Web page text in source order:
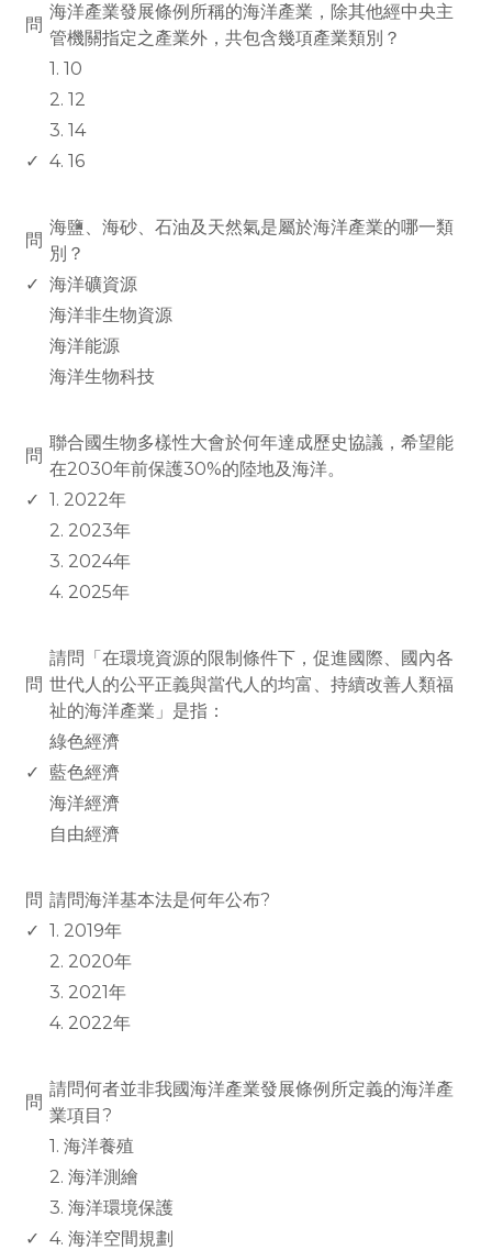
問
海洋產業發展條例所稱的海洋產業，除其他經中央主
管機關指定之產業外，共包含幾項產業類別？
1. 10
2. 12
3. 14
✓ 4. 16
問
海鹽、海砂、石油及天然氣是屬於海洋產業的哪一類
別？
✓ 海洋礦資源
海洋非生物資源
海洋能源
海洋生物科技
問
聯合國生物多樣性大會於何年達成歷史協議，希望能
在2030年前保護30%的陸地及海洋。
✓ 1. 2022年
2. 2023年
3. 2024年
4. 2025年
問
請問「在環境資源的限制條件下，促進國際、國內各
世代人的公平正義與當代人的均富、持續改善人類福
祉的海洋產業」是指：
綠色經濟
✓ 藍色經濟
海洋經濟
自由經濟
問 請問海洋基本法是何年公布?
✓ 1. 2019年
2. 2020年
3. 2021年
4. 2022年
問
請問何者並非我國海洋產業發展條例所定義的海洋產
業項目?
1. 海洋養殖
2. 海洋測繪
3. 海洋環境保護
✓ 4. 海洋空間規劃